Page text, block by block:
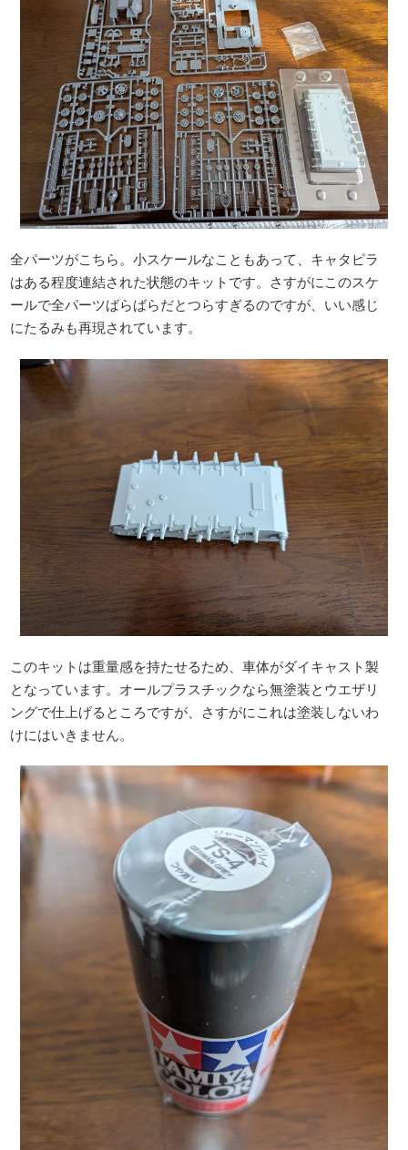
全パーツがこちら。小スケールなこともあって、キャタピラ
はある程度連結された状態のキットです。さすがにこのスケ
ールで全パーツばらばらだとつらすぎるのですが、いい感じ
にたるみも再現されています。
このキットは重量感を持たせるため、車体がダイキャスト製
となっています。オールプラスチックなら無塗装とウエザリ
ングで仕上げるところですが、さすがにこれは塗装しないわ
けにはいきません。